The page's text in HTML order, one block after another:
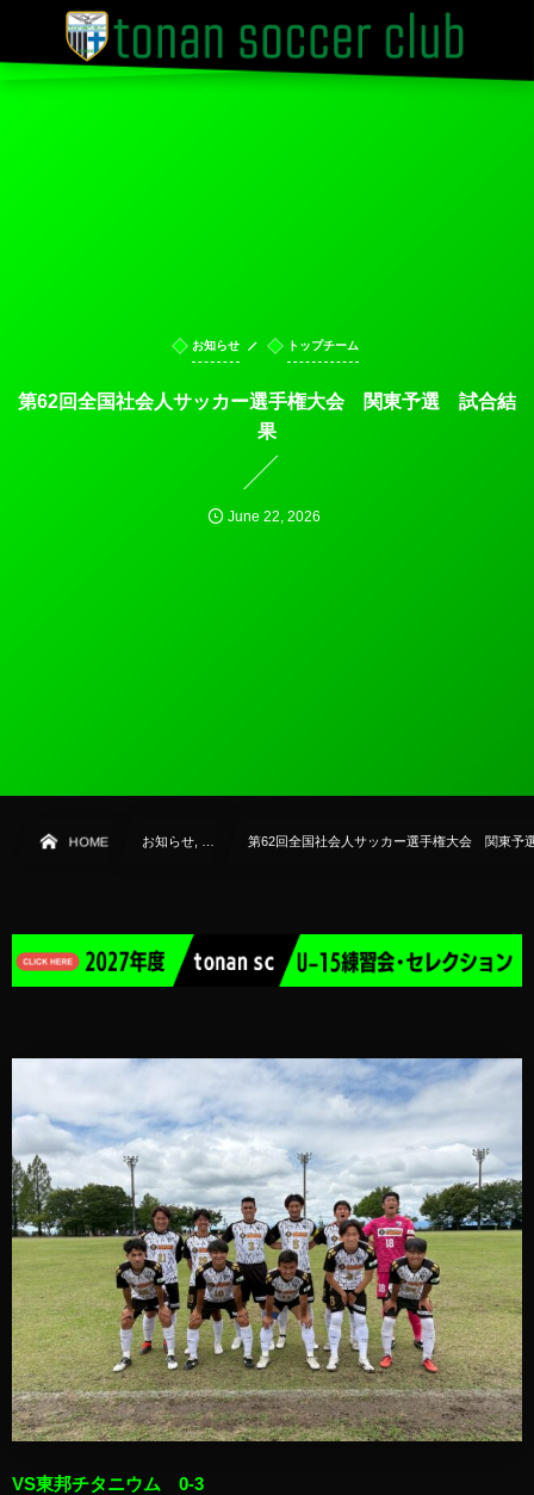
お知らせ トップチーム
第62回全国社会人サッカー選手権大会 関東予選 試合結
果
June 22 ,2026
HOME お知らせ, … 第62回全国社会人サッカー選手権大会 関東予
VS東邦チタニウム 0-3